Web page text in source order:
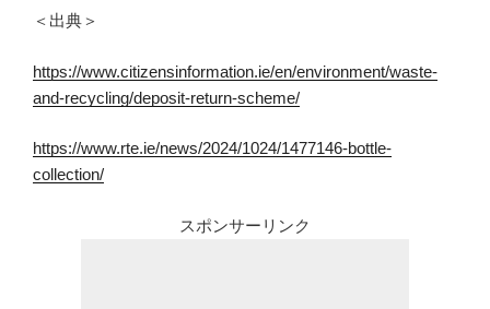
＜出典＞
https://www.citizensinformation.ie/en/environment/waste-
and-recycling/deposit-return-scheme/
https://www.rte.ie/news/2024/1024/1477146-bottle-
collection/
スポンサーリンク